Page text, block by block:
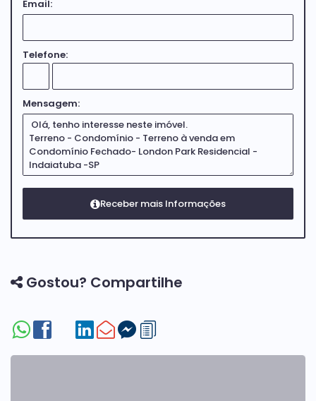
Email:
Telefone:
Mensagem:
Gostou? Compartilhe